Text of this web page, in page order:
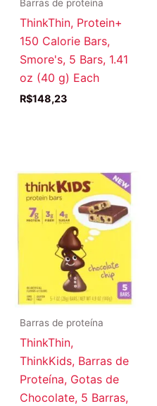
Barras de proteína
ThinkThin, Protein+
150 Calorie Bars,
Smore's, 5 Bars, 1.41
oz (40 g) Each
R$148,23
Barras de proteína
ThinkThin,
ThinkKids, Barras de
Proteína, Gotas de
Chocolate, 5 Barras,